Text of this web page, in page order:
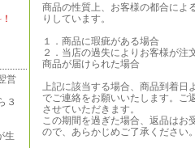
営
３
生
商品の性質上、お客様の都合によ
りしています。
１．商品に瑕疵がある場合
２．当店の過失によりお客様が注
商品が届けられた場合
上記に該当する場合、商品到着日
でご連絡をお願いいたします。ご
させていただきます。
この期間を過ぎた場合、返品はお
ので、あらかじめご了承ください。